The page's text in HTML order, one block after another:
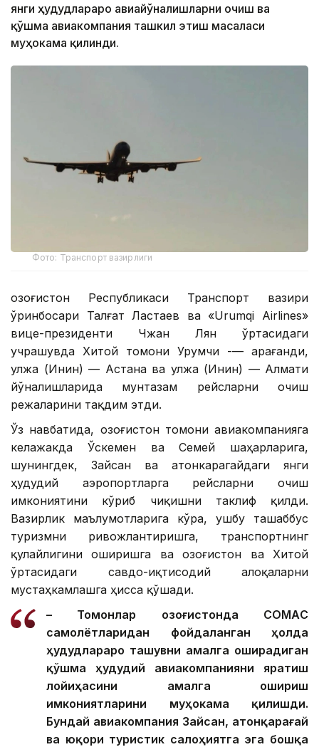
янги ҳудудлараро авиайўналишларни очиш ва
қўшма авиакомпания ташкил этиш масаласи
муҳокама қилинди.
Фото: Транспорт вазирлиги
Қозоғистон Республикаси Транспорт вазири
ўринбосари Талғат Ластаев ва «Urumqi Airlines»
вице-президенти Чжан Лян ўртасидаги
учрашувда Хитой томони Урумчи -— Қарағанди,
Қулжа (Инин) — Астана ва Қулжа (Инин) — Алмати
йўналишларида мунтазам рейсларни очиш
режаларини тақдим этди.
Ўз навбатида, Қозоғистон томони авиакомпанияга
келажакда Ўскемен ва Семей шаҳарларига,
шунингдек, Зайсан ва Қатонкарагайдаги янги
ҳудудий аэропортларга рейсларни очиш
имкониятини кўриб чиқишни таклиф қилди.
Вазирлик маълумотларига кўра, ушбу ташаббус
туризмни ривожлантиришга, транспортнинг
қулайлигини оширишга ва Қозоғистон ва Хитой
ўртасидаги савдо-иқтисодий алоқаларни
мустаҳкамлашга ҳисса қўшади.
– Томонлар Қозоғистонда CОМАC
самолётларидан фойдаланган ҳолда
ҳудудлараро ташувни амалга оширадиган
қўшма ҳудудий авиакомпанияни яратиш
лойиҳасини амалга ошириш
имкониятларини муҳокама қилишди.
Бундай авиакомпания Зайсан, Қатонқарағай
ва юқори туристик салоҳиятга эга бошқа